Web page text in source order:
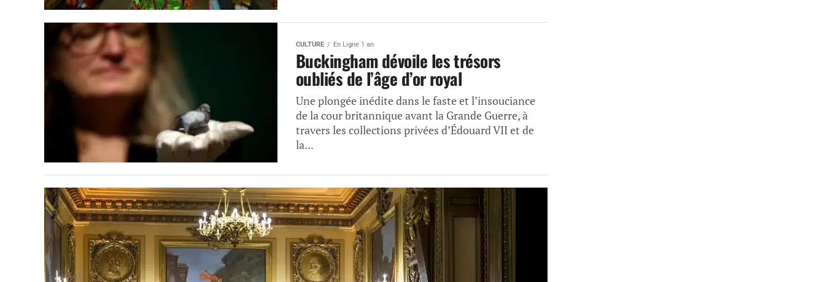
CULTURE En Ligne 1 an
Buckingham dévoile les trésors
oubliés de l’âge d’or royal
Une plongée inédite dans le faste et l’insouciance
de la cour britannique avant la Grande Guerre, à
travers les collections privées d’Édouard VII et de
la...